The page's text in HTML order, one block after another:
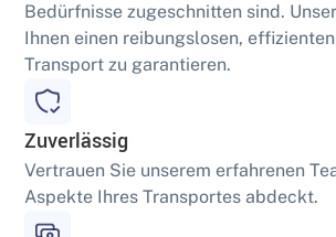
Bedürfnisse zugeschnitten sind.
Ihnen einen reibungslosen,
Transport zu garantieren.
Zuverlässig
Vertrauen Sie unserem erfahrenen
Aspekte Ihres Transportes abdeckt.